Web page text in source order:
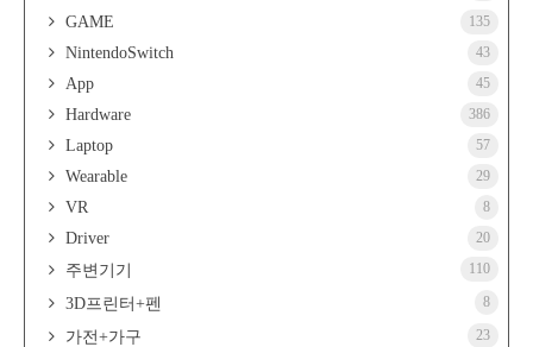
GAME 135
NintendoSwitch 43
App 45
Hardware 386
Laptop 57
Wearable 29
VR 8
Driver 20
주변기기 110
3D프린터+펜 8
가전+가구 23